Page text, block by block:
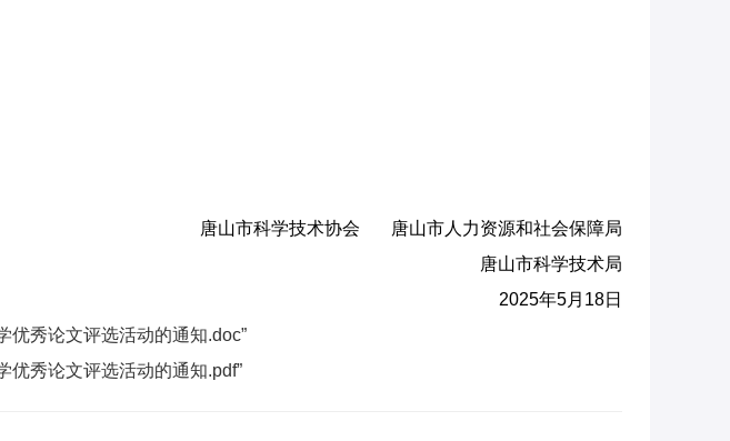
唐山市科学技术协会 唐山市人力资源和社会保障局
唐山市科学技术局
2025年5月18日
优秀论文评选活动的通知.doc”
优秀论文评选活动的通知.pdf”